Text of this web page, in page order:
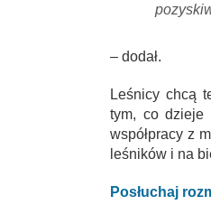
– dodał.
Leśnicy chcą
tym, co dzieje
współpracy z
leśników i na
Posłuchaj